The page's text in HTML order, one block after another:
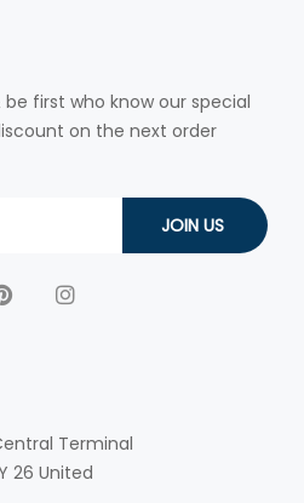
first who know our special
on the next order
JOIN US
Terminal
26 United